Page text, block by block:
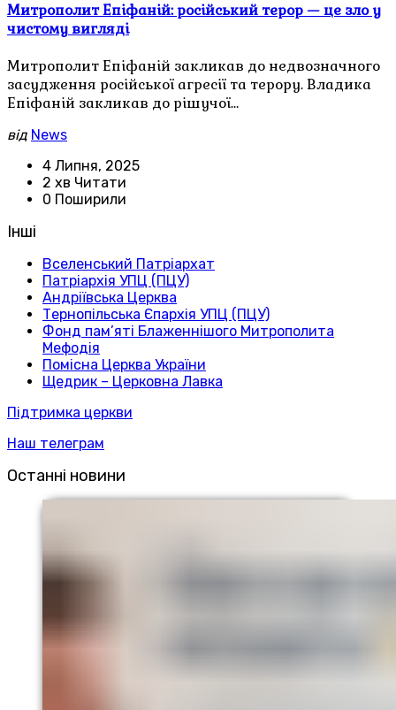
Митрополит Епіфаній: російський терор — це зло у
чистому вигляді
Митрополит Епіфаній закликав до недвозначного
засудження російської агресії та терору. Владика
Епіфаній закликав до рішучої…
від News
4 Липня, 2025
2 хв Читати
0 Поширили
Інші
Вселенський Патріархат
Патріархія УПЦ (ПЦУ)
Андріївська Церква
Тернопільська Єпархія УПЦ (ПЦУ)
Фонд пам’яті Блаженнішого Митрополита
Мефодія
Помісна Церква України
Щедрик – Церковна Лавка
Підтримка церкви
Наш телеграм
Останні новини